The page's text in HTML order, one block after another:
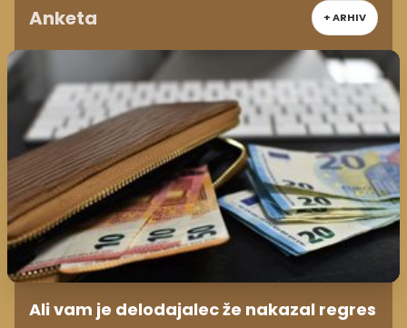
Anketa + ARHIV
Ali vam je delodajalec že nakazal regres